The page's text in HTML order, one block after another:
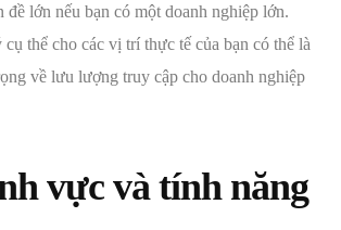
đề lớn nếu bạn có một doanh nghiệp lớn.
thể cho các vị trí thực tế của bạn có thể là
về lưu lượng truy cập cho doanh nghiệp
vực và tính năng